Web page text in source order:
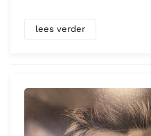
zowel als nowhere,
verschillende
foto’s én de
door Irma Boom.